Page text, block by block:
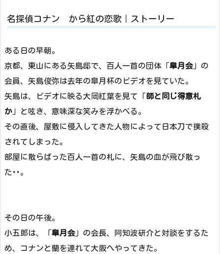
名探偵コナン から紅の恋歌｜ストーリー
ある日の早朝。
京都、東山にある矢島邸で、百人一首の団体「皐月会 」の
会員、矢島俊弥は去年の皐月杯のビデオを見ていた。
矢島は、ビデオに映る大岡紅葉を見て「師と同じ得意札
か 」と呟き、意味深な笑みを浮かべる。
その直後、屋敷に侵入してきた人物によって日本刀で撲殺
されてしまった。
部屋に散らばった百人一首の札に、矢島の血が飛び散っ
た･･。
その日の午後。
小五郎は、「皐月会 」の会長、阿知波研介と対談をするた
め、コナンと蘭を連れて大阪へやってきた。